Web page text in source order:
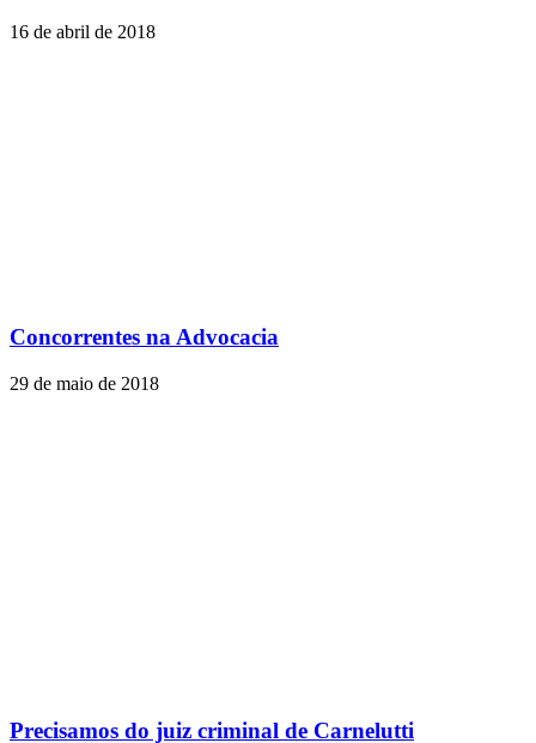
16 de abril de 2018
Concorrentes na Advocacia
29 de maio de 2018
Precisamos do juiz criminal de Carnelutti